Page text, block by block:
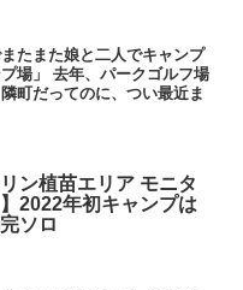
たまた娘と二人でキャンプ
場」 去年、パークゴルフ場
町だってのに、つい最近ま
リン植苗エリア モニタ
2022年初キャンプは
ソロ